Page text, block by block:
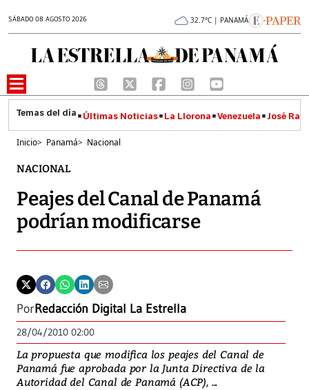
SÁBADO 08 AGOSTO 2026 32.7°C | PANAMÁ
Últimas Noticias La Llorona Venezuela José
Inicio> Panamá> Nacional
NACIONAL
Peajes del Canal de Panamá
podrían modificarse
PorRedacción Digital La Estrella
28/04/2010 02:00
La propuesta que modifica los peajes del Canal de
Panamá fue aprobada por la Junta Directiva de la
Autoridad del Canal de Panamá (ACP), ...